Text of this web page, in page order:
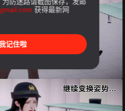
获得最新网
记住啦